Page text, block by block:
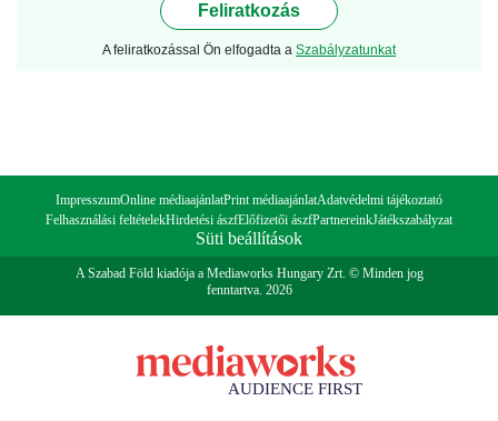
Feliratkozás
A feliratkozással Ön elfogadta a Szabályzatunkat
ImpresszumOnline médiaajánlatPrint médiaajánlatAdatvédelmi tájékoztató
Felhasználási feltételekHirdetési ászfElőfizetői ászfPartnereinkJátékszabályzat
Süti beállítások
A Szabad Föld kiadója a Mediaworks Hungary Zrt. © Minden jog
fenntartva. 2026